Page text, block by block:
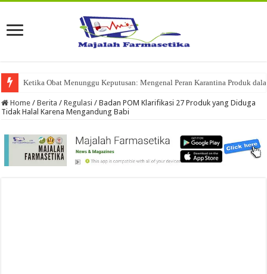
Ketika Obat Menunggu Keputusan: Mengenal Peran Karantina Produk
Home / Berita / Regulasi / Badan POM Klarifikasi 27 Produk yang Diduga
Tidak Halal Karena Mengandung Babi